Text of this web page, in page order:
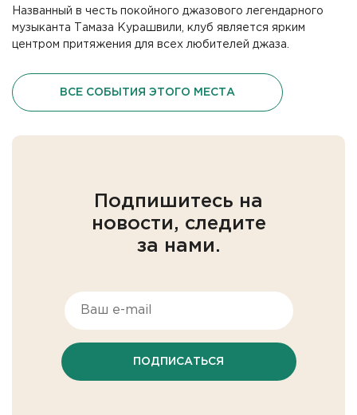
Названный в честь покойного джазового легендарного
музыканта Тамаза Курашвили, клуб является ярким
центром притяжения для всех любителей джаза.
ВСЕ СОБЫТИЯ ЭТОГО МЕСТА
Подпишитесь на
новости, следите
за нами.
ПОДПИСАТЬСЯ